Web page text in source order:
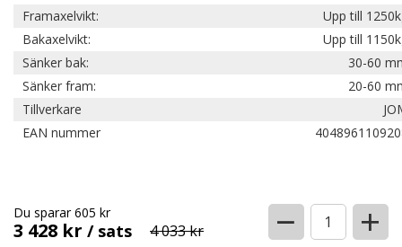
Framaxelvikt:
Upp till
Bakaxelvikt:
Upp till
Sänker bak:
30-60
Sänker fram:
20-60
Tillverkare
EAN nummer
3 428 kr / sats 4 033 kr
Du sparar 605 kr − +